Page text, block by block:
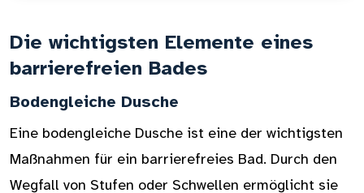
Die wichtigsten Elemente eines
barrierefreien Bades
Bodengleiche Dusche
Eine bodengleiche Dusche ist eine der wichtigsten
Maßnahmen für ein barrierefreies Bad. Durch den
Wegfall von Stufen oder Schwellen ermöglicht sie